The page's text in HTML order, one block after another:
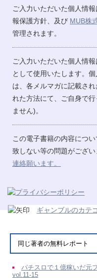
ご入力いただいた個人情
報保護方針、及び MUB株
管理されます。
ご入力いただいた個人情
として使用いたします。
は、各メルマガに記載さ
れた方法にて、ご自身で
ません)。
この電子書籍の内容につ
致しない等の問題がござい
連絡願います。
ギャンブルのカテ
同じ著者の無料レポート
パチスロで１億稼いだ元
vol.11-15